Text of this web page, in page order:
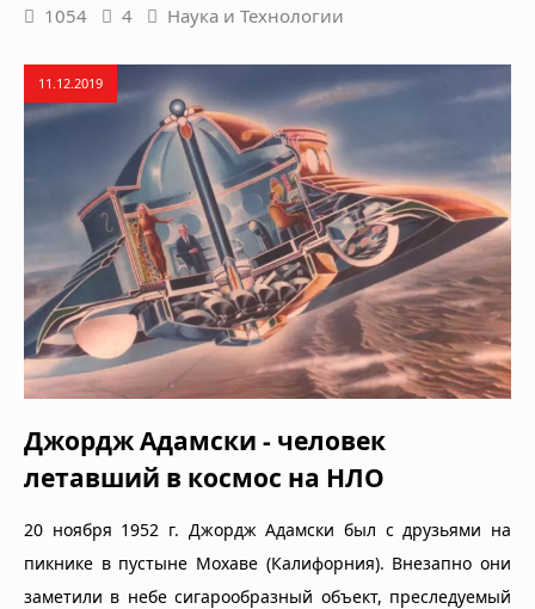
1054 4 Наука и Технологии
11.12.2019
Джордж Адамски - человек
летавший в космос на НЛО
20 ноября 1952 г. Джордж Адамски был с друзьями на
пикнике в пустыне Мохаве (Калифорния). Внезапно они
заметили в небе сигарообразный объект, преследуемый